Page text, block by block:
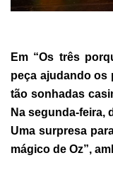
Em “Os três
peça ajudando os
tão sonhadas
Na segunda-feira,
Uma surpresa
mágico de Oz”,